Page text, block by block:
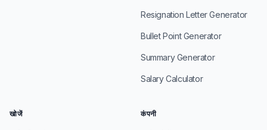
Resignation Letter Generator
Bullet Point Generator
Summary Generator
Salary Calculator
खोजें कंपनी